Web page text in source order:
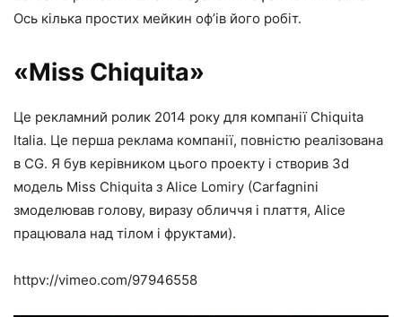
Ось кілька простих мейкин оф’ів його робіт.
«Miss Chiquita»
Це рекламний ролик 2014 року для компанії Chiquita
Italia. Це перша реклама компанії, повністю реалізована
в CG. Я був керівником цього проекту і створив 3d
модель Miss Chiquita з Alice Lomiry (Carfagnini
змоделював голову, виразу обличчя і плаття, Alice
працювала над тілом і фруктами).
httpv://vimeo.com/97946558